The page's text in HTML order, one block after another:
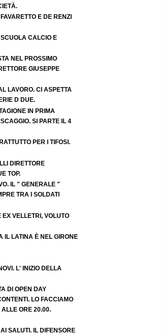
E DE RENZI
CALCIO E
NEL PROSSIMO
GIUSEPPE
LAVORO. CI ASPETTA
D DUE.
IN PRIMA
SI PARTE IL 4
PER I TIFOSI.
DIRETTORE
TOP.
IL " GENERALE "
TRA I SOLDATI
VELLETRI, VOLUTO
IL LATINA È NEL GIRONE
L' INIZIO DELLA
DI OPEN DAY
LO FACCIAMO
ALLE ORE 20.00.
SALUTI. IL DIFENSORE